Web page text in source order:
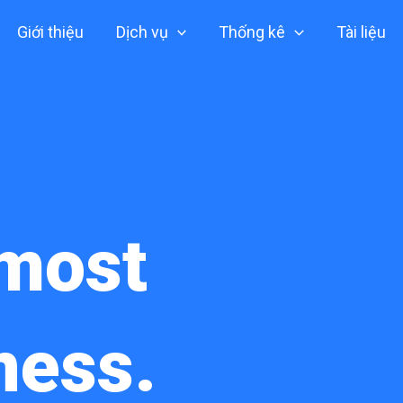
Giới thiệu Dịch vụ Thống kê Tài liệu